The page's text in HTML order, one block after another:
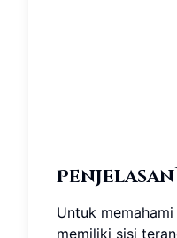
Untuk
memiliki sisi